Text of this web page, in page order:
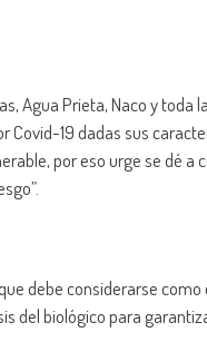
Agua Prieta, Naco y
Covid-19 dadas sus
por eso urge se dé a
debe considerarse
del biológico para